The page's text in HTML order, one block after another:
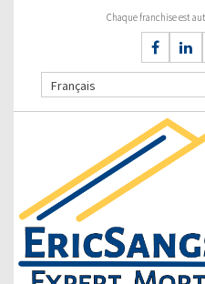
Chaque franchise est
Français